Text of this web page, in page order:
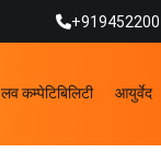
लव कम्पेटिबिलिटी आयुर्वेद